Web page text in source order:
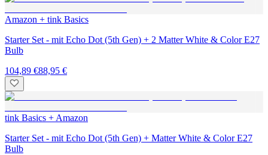
Amazon + tink Basics
Starter Set - mit Echo Dot (5th Gen) + 2 Matter White & Color E27
Bulb
104,89 €88,95 €
tink Basics + Amazon
Starter Set - mit Echo Dot (5th Gen) + Matter White & Color E27
Bulb